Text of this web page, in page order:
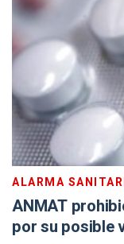
ALARMA
ANMAT
por su posible